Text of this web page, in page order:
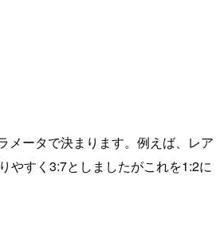
メータで決まります。例えば、レア
やすく3:7としましたがこれを1:2に